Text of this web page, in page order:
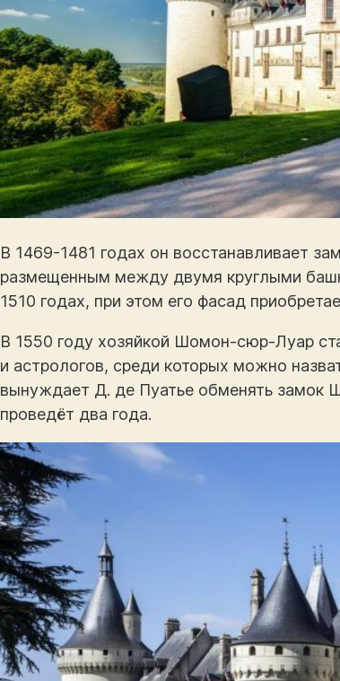
В 1469-1481 годах он восстанавливает
размещенным между двумя круглыми
1510 годах, при этом его фасад
В 1550 году хозяйкой Шомон-сюр-Луар
и астрологов, среди которых можно
вынуждает Д. де Пуатье обменять замок
проведёт два года.